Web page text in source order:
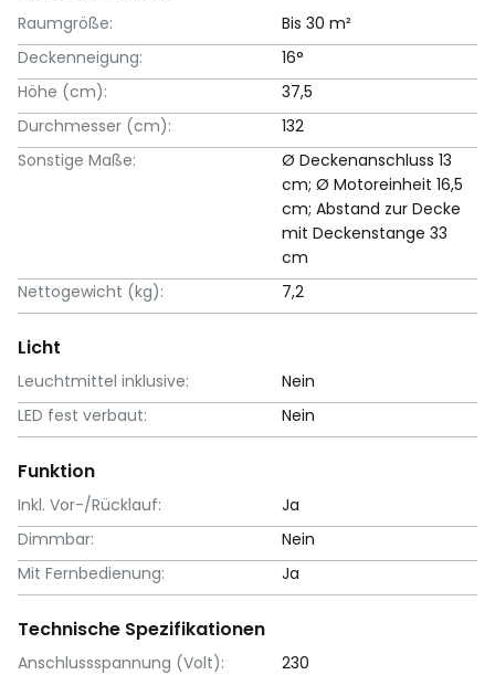
Raumgröße:
Bis 30 m²
Deckenneigung:
16°
Höhe (cm):
37,5
Durchmesser (cm):
132
Sonstige Maße:
Ø Deckenanschluss 13
cm; Ø Motoreinheit 16,5
cm; Abstand zur Decke
mit Deckenstange 33
cm
Nettogewicht (kg):
7,2
Licht
Leuchtmittel inklusive:
Nein
LED fest verbaut:
Nein
Funktion
Inkl. Vor-/Rücklauf:
Ja
Dimmbar:
Nein
Mit Fernbedienung:
Ja
Technische Spezifikationen
Anschlussspannung (Volt): 230